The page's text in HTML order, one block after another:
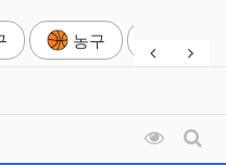
록 농구
이전 분류
다
조회순